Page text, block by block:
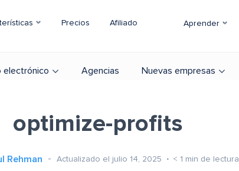
Precios Afiliado Aprender
electrónico Agencias Nuevas empresas
optimize-profits
Rehman Actualizado el julio 14, 2025 < 1 min de lectura